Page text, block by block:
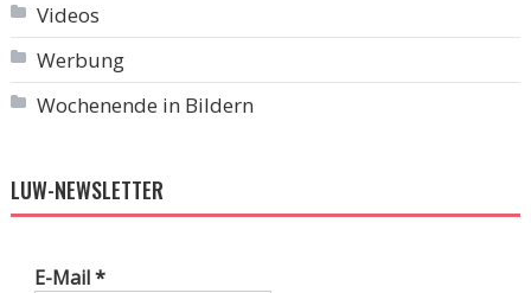
Videos
Werbung
Wochenende in Bildern
LUW-NEWSLETTER
E-Mail*